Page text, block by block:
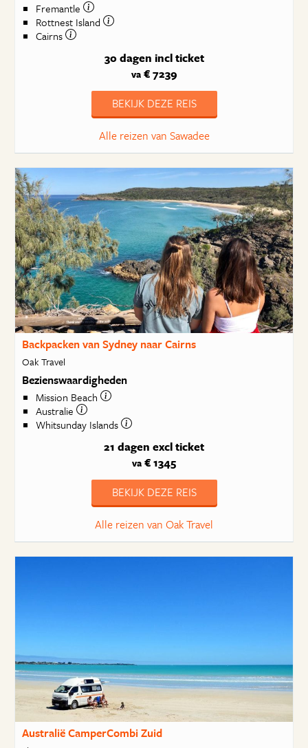
Fremantle
Rottnest Island
Cairns
30 dagen incl ticket
va€ 7239
BEKIJK DEZE REIS
Alle reizen van Sawadee
Backpacken van Sydney naar Cairns
Oak Travel
Bezienswaardigheden
Mission Beach
Australie
Whitsunday Islands
21 dagen excl ticket
va € 1345
BEKIJK DEZE REIS
Alle reizen van Oak Travel
Australië CamperCombi Zuid